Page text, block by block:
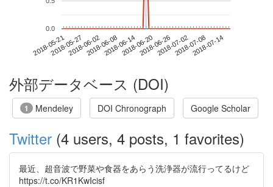
2018-05-212018-05-272018-06-022018-06-082018-06-142018-06-202018-06-262018-07-022018-07-082018-07-14
0.0
外部データベース (DOI)
1 Mendeley DOI Chronograph Google Scholar
Twitter (4 users, 4 posts, 1 favorites)
最近、超音波で野菜や食器をあらう洗浄器が流行ってるけど
https://t.co/KR1KwIcisf